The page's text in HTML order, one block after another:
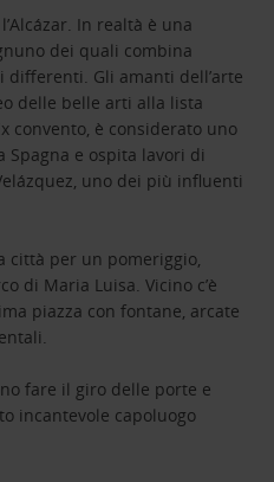
In realtà è una
dei quali combina
Gli amanti dell’arte
delle belle arti alla lista
convento, è considerato uno
Spagna e ospita lavori di
uno dei più influenti
città per un pomeriggio,
di Maria Luisa. Vicino c’è
piazza con fontane, arcate
fare il giro delle porte e
incantevole capoluogo